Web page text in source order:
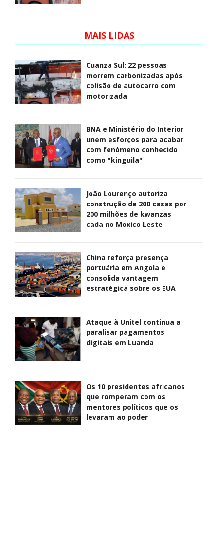
MAIS LIDAS
Cuanza Sul: 22 pessoas
morrem carbonizadas após
colisão de autocarro com
motorizada
BNA e Ministério do Interior
unem esforços para acabar
com fenómeno conhecido
como "kinguila"
João Lourenço autoriza
construção de 200 casas por
200 milhões de kwanzas
cada no Moxico Leste
China reforça presença
portuária em Angola e
consolida vantagem
estratégica sobre os EUA
Ataque à Unitel continua a
paralisar pagamentos
digitais em Luanda
Os 10 presidentes africanos
que romperam com os
mentores políticos que os
levaram ao poder